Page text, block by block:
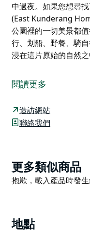
中過夜。如果您想尋
(East Kunderang
公園裡的一切美景都
行、划船、野餐、騎
浸在這片原始的自然之
部分，擁有稀有的旱
荒野、奔騰的河流以
路 (Waterfall Way) 自
您可以探索阿普斯利
您精神煥發。健行愛
Gully) 多日健行之旅，
Kunderang
閱讀更多
造訪網站
聯絡我們
Product
List
更多類似商品
Product
抱歉，載入產品時發生
地點